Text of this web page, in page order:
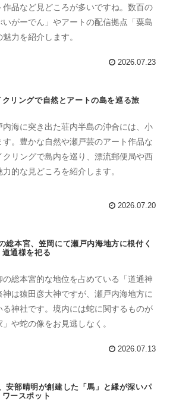
品など見どころが多いですね。数百の
がーでん」やアートの配信拠点「粟島
力を紹介します。
2026.07.23
リングで自然とアートの島を巡る旅
海に突き出た荘内半島の沖合には、小
。豊かな自然や瀬戸芸のアート作品な
リングで島内を巡り、漂流郵便局や西
的な見どころを紹介します。
2026.07.20
総本宮、笠岡にて瀬戸内海地方に根付く
道通様を祀る
総本宮的な地位を占めている「道通神
は猿田彦大神ですが、瀬戸内海地方に
神社です。境内には蛇に関するものが
や蛇の像をお見逃しなく。
2026.07.13
安部晴明が創建した「馬」と縁が深いパ
ワースポット